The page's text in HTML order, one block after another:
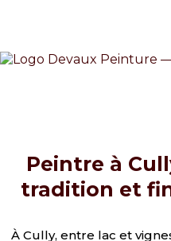
Peintre à
tradition et
À Cully, entre lac et